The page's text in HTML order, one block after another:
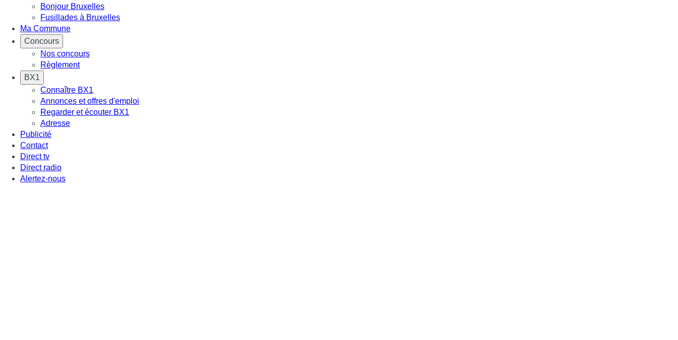
Bonjour Bruxelles
Fusillades à Bruxelles
Ma Commune
Concours
Nos concours
Règlement
BX1
Connaître BX1
Annonces et offres d'emploi
Regarder et écouter BX1
Adresse
Publicité
Contact
Direct tv
Direct radio
Alertez-nous